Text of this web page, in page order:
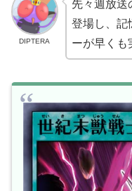
DIPTERA
先々週放送
登場し、記
ーが早くも